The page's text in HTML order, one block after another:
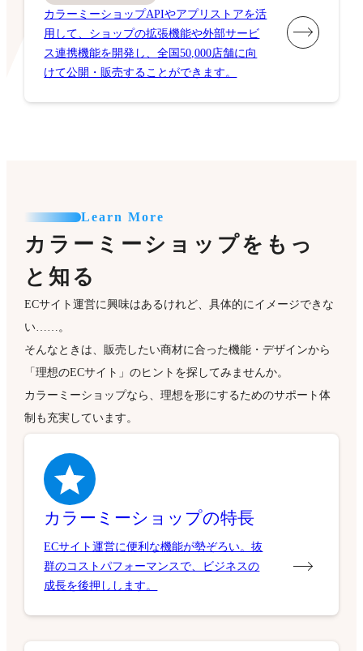
カラーミーショップAPIやアプリストアを活
用して、ショップの拡張機能や外部サービ
ス連携機能を開発し、全国50,000店舗に向
けて公開・販売することができます。
Learn More
カラーミーショップをもっ
と知る
ECサイト運営に興味はあるけれど、具体的にイメージできな
い……。
そんなときは、販売したい商材に合った機能・デザインから
「理想のECサイト」のヒントを探してみませんか。
カラーミーショップなら、理想を形にするためのサポート体
制も充実しています。
カラーミーショップの特長
ECサイト運営に便利な機能が勢ぞろい。抜
群のコストパフォーマンスで、ビジネスの
成長を後押しします。